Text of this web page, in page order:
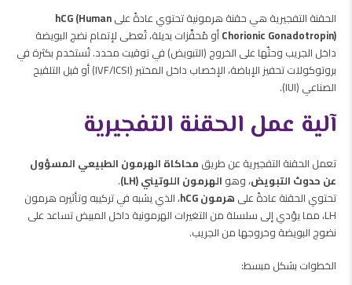
الحقنة التفجيرية هي حقنة هرمونية تحتوي عادةً علىhCG (Human
Chorionic Gonadotropin)أو مُحفِّزات بديلة، تُعطى لإتمام نضج البويضة
داخل الجريب وحثّها على الخروج (التبويض) في توقيت محدد. تُستخدم بكثرة في
بروتوكولات تحفيز الإباضة، الإخصاب داخل المختبر (IVF/ICSI) أو قبل التلقيح
الصناعي (IUI).
آلية عمل الحقنة التفجيرية
تعمل الحقنة التفجيرية عن طريق محاكاة الهرمون الطبيعي المسؤول
عن حدوث التبويض، وهو الهرمون اللوتيني (LH)
.
تحتوي الحقنة عادةً على هرمون hCG
، الذي يشبه في تركيبه وتأثيره هرمون
LH، مما يؤدي إلى سلسلة من التغيرات الهرمونية داخل المبيض تساعد على
نضوج البويضة وخروجها من الجريب.
الخطوات بشكل مبسط: